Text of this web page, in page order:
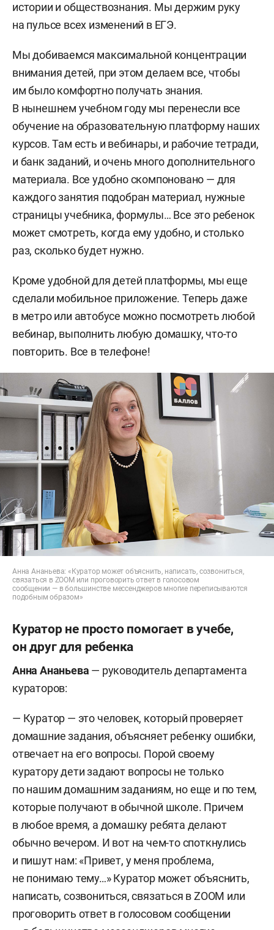
истории и обществознания. Мы держим руку
на пульсе всех изменений в ЕГЭ.
Мы добиваемся максимальной концентрации
внимания детей, при этом делаем все, чтобы
им было комфортно получать знания.
В нынешнем учебном году мы перенесли все
обучение на образовательную платформу наших
курсов. Там есть и вебинары, и рабочие тетради,
и банк заданий, и очень много дополнительного
материала. Все удобно скомпоновано — для
каждого занятия подобран материал, нужные
страницы учебника, формулы… Все это ребенок
может смотреть, когда ему удобно, и столько
раз, сколько будет нужно.
Кроме удобной для детей платформы, мы еще
сделали мобильное приложение. Теперь даже
в метро или автобусе можно посмотреть любой
вебинар, выполнить любую домашку, что-то
повторить. Все в телефоне!
Анна Ананьева: «Куратор может объяснить, написать, созвониться,
связаться в ZOOM или проговорить ответ в голосовом
сообщении — в большинстве мессенджеров многие переписываются
подобным образом»
Куратор не просто помогает в учебе,
он друг для ребенка
Анна Ананьева — руководитель департамента
кураторов:
— Куратор — это человек, который проверяет
домашние задания, объясняет ребенку ошибки,
отвечает на его вопросы. Порой своему
куратору дети задают вопросы не только
по нашим домашним заданиям, но еще и по тем,
которые получают в обычной школе. Причем
в любое время, а домашку ребята делают
обычно вечером. И вот на чем-то споткнулись
и пишут нам: «Привет, у меня проблема,
не понимаю тему…» Куратор может объяснить,
написать, созвониться, связаться в ZOOM или
проговорить ответ в голосовом сообщении